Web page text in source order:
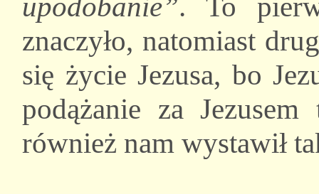
upodobanie”. To
znaczyło, natomiast
się życie Jezusa, bo
podążanie za
również nam wystawił